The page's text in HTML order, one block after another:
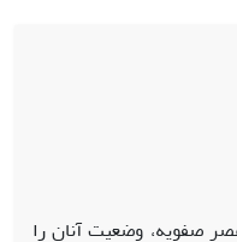
صفویه، وضعیت آنان را